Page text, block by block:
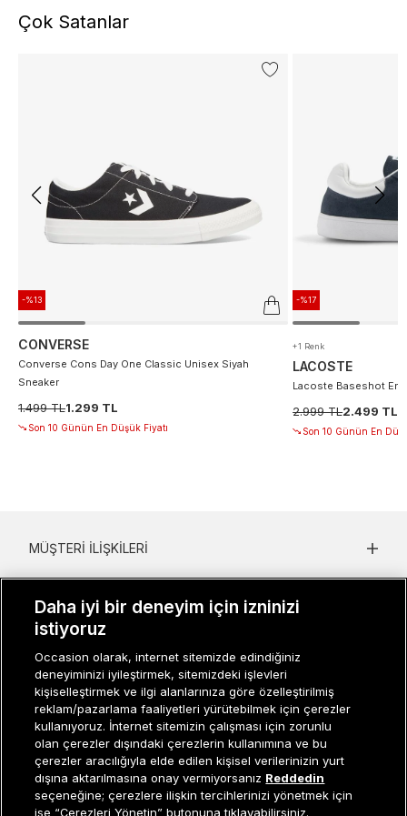
Çok Satanlar
-%13
CONVERSE
Converse Cons Day One Classic Unisex Siyah
Sneaker
1.499 TL1.299 TL
Son 10 Günün En Düşük Fiyatı
-%17
+1 Renk
LACOSTE
Lacoste Baseshot
2.999 TL2.499 TL
Son 10 Günün En
Müşteri İlişkileri0 850 800 01 20
MÜŞTERI İLIŞKILERI
KADIN KATEGORILER
GRUP MARKALAR
ERKEK KATEGORILER
Daha iyi bir deneyim için izninizi
istiyoruz
Occasion olarak, internet sitemizde edindiğiniz
deneyiminizi iyileştirmek, sitemizdeki işlevleri
kişiselleştirmek ve ilgi alanlarınıza göre özelleştirilmiş
reklam/pazarlama faaliyetleri yürütebilmek için çerezler
kullanıyoruz. İnternet sitemizin çalışması için zorunlu
olan çerezler dışındaki çerezlerin kullanımına ve bu
çerezler aracılığıyla elde edilen kişisel verilerinizin yurt
dışına aktarılmasına onay vermiyorsanız Reddedin
seçeneğine; çerezlere ilişkin tercihlerinizi yönetmek için
ise “Çerezleri Yönetin” butonuna tıklayabilirsiniz.